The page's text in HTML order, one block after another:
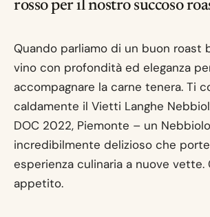
rosso per il nostro succoso
Quando parliamo di un buon roast
vino con profondità ed eleganza
accompagnare la carne tenera. Ti
caldamente il Vietti Langhe
DOC 2022, Piemonte – un Nebbiolo
incredibilmente delizioso che
esperienza culinaria a nuove vette.
appetito.